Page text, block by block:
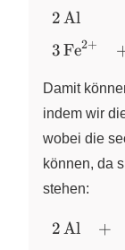
\ce{2 Al}
\ce{6 e-}
Fe^2+} &
&
& \ce{3
\end{array}
2Al
3FeX
2+
Damit
indem wir
wobei die
können, da
stehen:
2Al +